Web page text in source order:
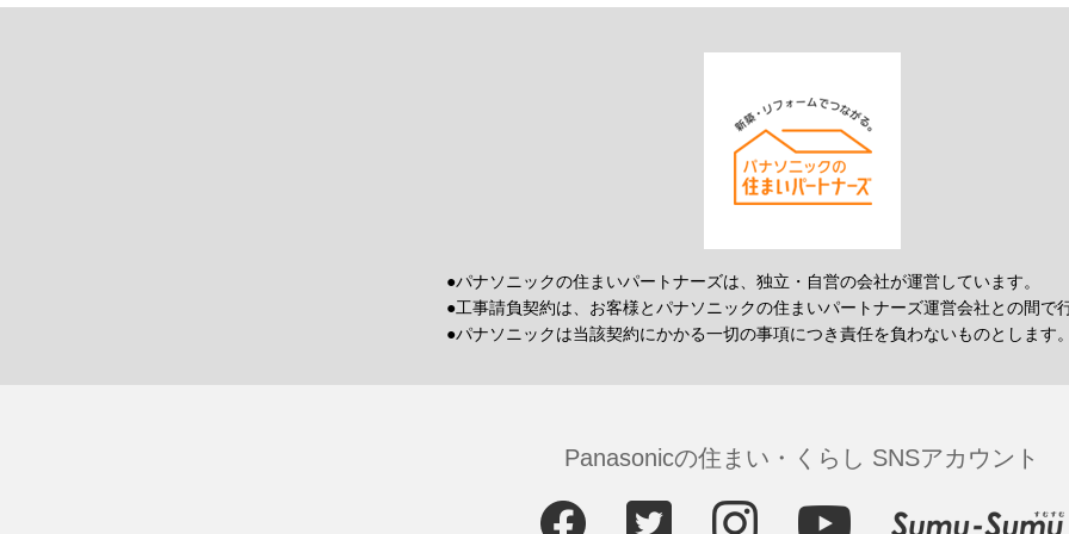
●パナソニックの住まいパートナーズは、独立・自営の会社が運営しています。
●工事請負契約は、お客様とパナソニックの住まいパートナーズ運営会社との間で
●パナソニックは当該契約にかかる一切の事項につき責任を負わないものとします。
Panasonicの住まい・くらし SNSアカウント